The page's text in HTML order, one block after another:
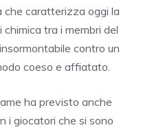
che caratterizza oggi la
tra i membri del
contro un
coeso e affiatato.
ha previsto anche
i giocatori che si sono